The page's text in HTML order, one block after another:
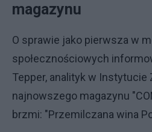
magazynu
O sprawie jako pierwsza w
społecznościowych
Tepper, analityk w Instytucie
najnowszego magazynu
brzmi: "Przemilczana wina